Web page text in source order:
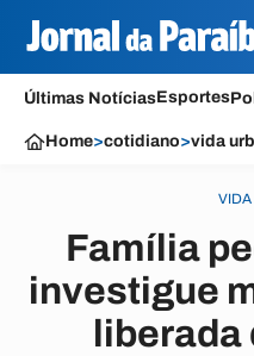
Últimas NotíciasEsportes
Home>cotidiano>vida
Família
investigue